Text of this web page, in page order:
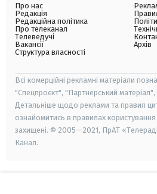
Про нас
Редакція
Редакційна політика
Про телеканал
Телеведучі
Вакансії
Структура власності
Архів
Всі комерційні рекламні матеріали
"Спецпроєкт", "Партнерський
Детальніше щодо реклами та правил
ознайомитись в правилах користування
захищені. © 2005—2021, ПрАТ
Канал.